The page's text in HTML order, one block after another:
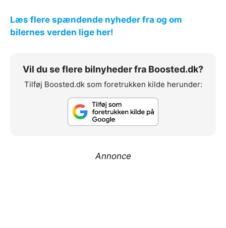
Læs flere spændende nyheder fra og om
bilernes verden lige her!
Vil du se flere bilnyheder fra Boosted.dk?
Tilføj Boosted.dk som foretrukken kilde herunder:
Annonce